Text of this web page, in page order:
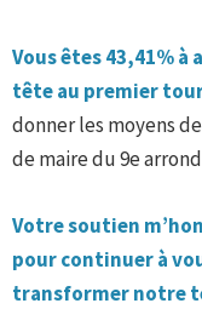
Vous êtes 43,41%
tête au premier
donner les moyens
de maire du 9e
Votre soutien
pour continuer à
transformer notre